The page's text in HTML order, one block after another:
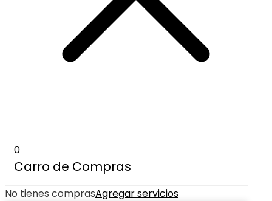
0
Carro de Compras
No tienes comprasAgregar servicios